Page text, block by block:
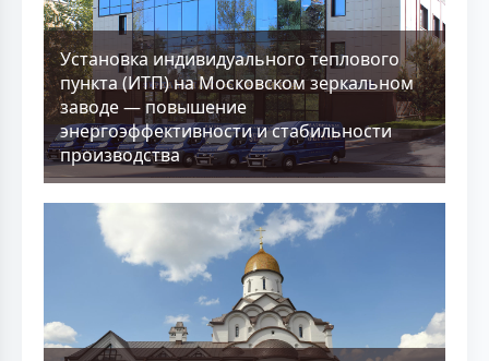
Установка индивидуального теплового
пункта (ИТП) на Московском зеркальном
заводе — повышение
энергоэффективности и стабильности
производства